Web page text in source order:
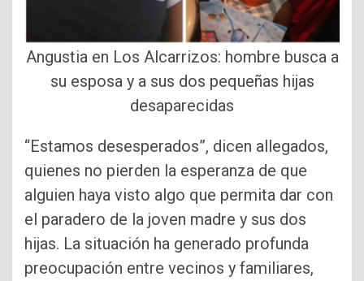
Angustia en Los Alcarrizos: hombre busca a
su esposa y a sus dos pequeñas hijas
desaparecidas
“Estamos desesperados”, dicen allegados,
quienes no pierden la esperanza de que
alguien haya visto algo que permita dar con
el paradero de la joven madre y sus dos
hijas. La situación ha generado profunda
preocupación entre vecinos y familiares,